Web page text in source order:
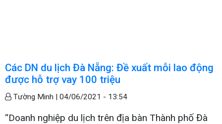
Các DN du lịch Đà Nẵng: Đề xuất mỗi lao động
được hỗ trợ vay 100 triệu
Tường Minh | 04/06/2021 - 13:54
“Doanh nghiệp du lịch trên địa bàn Thành phố Đà